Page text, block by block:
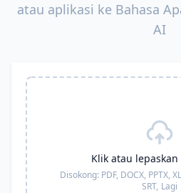
atau aplikasi ke Bahasa
AI
Klik atau
Disokong: PDF, DOCX, PPTX,
SRT, Lagi